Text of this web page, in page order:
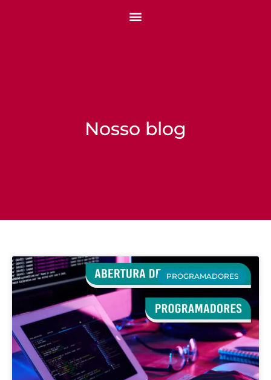
Nosso blog
PROGRAMADORES